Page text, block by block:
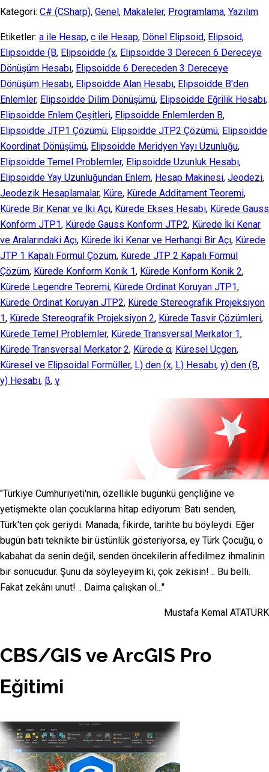
Kategori: C# (CSharp), Genel, Makaleler, Programlama, Yazılım
Etiketler: a ile Hesap, c ile Hesap, Dönel Elipsoid, Elipsoid,
Elipsoidde (B, Elipsoidde (x, Elipsoidde 3 Derecen 6 Dereceye
Dönüşüm Hesabı, Elipsoidde 6 Dereceden 3 Dereceye
Dönüşüm Hesabı, Elipsoidde Alan Hesabı, Elipsoidde B'den
Enlemler, Elipsoidde Dilim Dönüşümü, Elipsoidde Eğrilik Hesabı,
Elipsoidde Enlem Çeşitleri, Elipsoidde Enlemlerden B,
Elipsoidde JTP1 Çözümü, Elipsoidde JTP2 Çözümü, Elipsoidde
Koordinat Dönüşümü, Elipsoidde Meridyen Yayı Uzunluğu,
Elipsoidde Temel Problemler, Elipsoidde Uzunluk Hesabı,
Elipsoidde Yay Uzunluğundan Enlem, Hesap Makinesi, Jeodezi,
Jeodezik Hesaplamalar, Küre, Kürede Additament Teoremi,
Kürede Bir Kenar ve İki Açı, Kürede Ekses Hesabı, Kürede Gauss
Konform JTP1, Kürede Gauss Konform JTP2, Kürede İki Kenar
ve Aralarındaki Açı, Kürede İki Kenar ve Herhangi Bir Açı, Kürede
JTP 1 Kapalı Förmül Çözüm, Kürede JTP 2 Kapalı Förmül
Çözüm, Kürede Konform Konik 1, Kürede Konform Konik 2,
Kürede Legendre Teoremi, Kürede Ordinat Koruyan JTP1,
Kürede Ordinat Koruyan JTP2, Kürede Stereografik Projeksiyon
1, Kürede Stereografik Projeksiyon 2, Kürede Tasvir Çözümleri,
Kürede Temel Problemler, Kürede Transversal Merkator 1,
Kürede Transversal Merkator 2, Kürede α, Küresel Üçgen,
Küresel ve Elipsoidal Formüller, L) den (x, L) Hesabı, y) den (B,
y) Hesabı, β, γ
"Türkiye Cumhuriyeti'nin, özellikle bugünkü gençliğine ve
yetişmekte olan çocuklarına hitap ediyorum: Batı senden,
Türk'ten çok geriydi. Manada, fikirde, tarihte bu böyleydi. Eğer
bugün batı teknikte bir üstünlük gösteriyorsa, ey Türk Çocuğu, o
kabahat da senin değil, senden öncekilerin affedilmez ihmalinin
bir sonucudur. Şunu da söyleyeyim ki, çok zekisin! .. Bu belli.
Fakat zekânı unut! .. Daima çalışkan ol..."
Mustafa Kemal ATATÜRK
CBS/GIS ve ArcGIS Pro
Eğitimi